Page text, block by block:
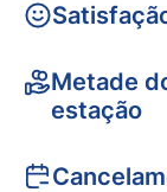
Metade
estação